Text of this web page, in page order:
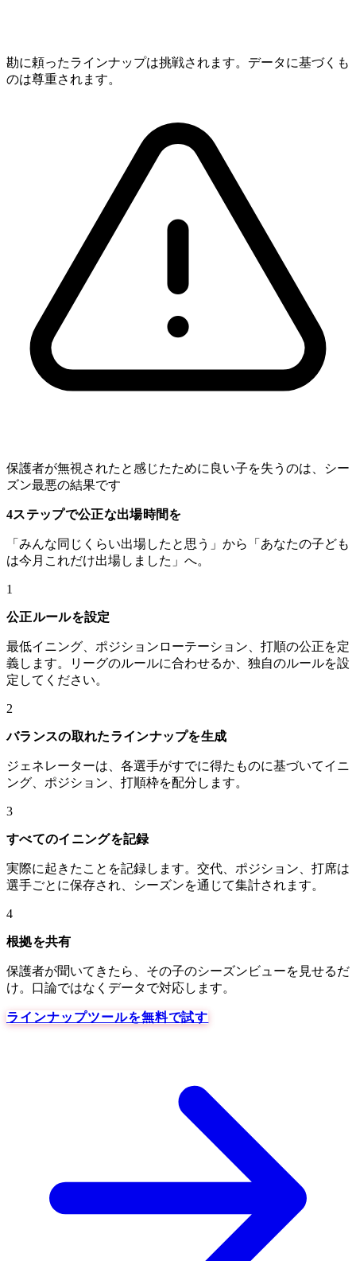
勘に頼ったラインナップは挑戦されます。データに基づくも
のは尊重されます。
保護者が無視されたと感じたために良い子を失うのは、シー
ズン最悪の結果です
4ステップで公正な出場時間を
「みんな同じくらい出場したと思う」から「あなたの子ども
は今月これだけ出場しました」へ。
1
公正ルールを設定
最低イニング、ポジションローテーション、打順の公正を定
義します。リーグのルールに合わせるか、独自のルールを設
定してください。
2
バランスの取れたラインナップを生成
ジェネレーターは、各選手がすでに得たものに基づいてイニ
ング、ポジション、打順枠を配分します。
3
すべてのイニングを記録
実際に起きたことを記録します。交代、ポジション、打席は
選手ごとに保存され、シーズンを通じて集計されます。
4
根拠を共有
保護者が聞いてきたら、その子のシーズンビューを見せるだ
け。口論ではなくデータで対応します。
ラインナップツールを無料で試す